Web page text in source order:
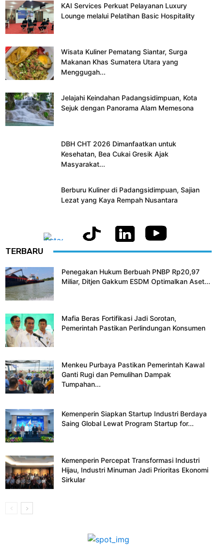
KAI Services Perkuat Pelayanan Luxury
Lounge melalui Pelatihan Basic Hospitality
Wisata Kuliner Pematang Siantar, Surga
Makanan Khas Sumatera Utara yang
Menggugah...
Jelajahi Keindahan Padangsidimpuan, Kota
Sejuk dengan Panorama Alam Memesona
DBH CHT 2026 Dimanfaatkan untuk
Kesehatan, Bea Cukai Gresik Ajak
Masyarakat...
Berburu Kuliner di Padangsidimpuan, Sajian
Lezat yang Kaya Rempah Nusantara
TERBARU
Penegakan Hukum Berbuah PNBP Rp20,97
Miliar, Ditjen Gakkum ESDM Optimalkan Aset...
Mafia Beras Fortifikasi Jadi Sorotan,
Pemerintah Pastikan Perlindungan Konsumen
Menkeu Purbaya Pastikan Pemerintah Kawal
Ganti Rugi dan Pemulihan Dampak
Tumpahan...
Kemenperin Siapkan Startup Industri Berdaya
Saing Global Lewat Program Startup for...
Kemenperin Percepat Transformasi Industri
Hijau, Industri Minuman Jadi Prioritas Ekonomi
Sirkular